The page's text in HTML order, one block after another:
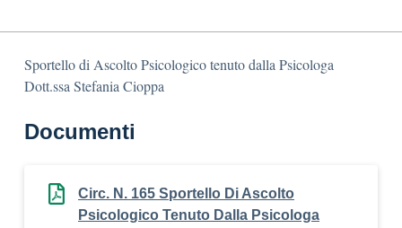
Sportello di Ascolto Psicologico tenuto dalla Psicologa
Dott.ssa Stefania Cioppa
Documenti
Circ. N. 165 Sportello Di Ascolto
Psicologico Tenuto Dalla Psicologa